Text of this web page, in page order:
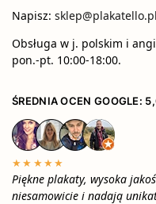
Napisz: sklep@plakatello.pl
Obsługa w j. polskim i
pon.-pt. 10:00-18:00.
ŚREDNIA OCEN GOOGLE:
★★★★★
Piękne plakaty, wysoka
niesamowicie i nadają